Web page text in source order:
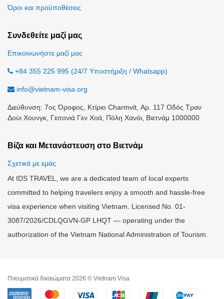
Όροι και προϋποθέσεις
Συνδεθείτε μαζί μας
Επικοινωνήστε μαζί μας
+84 355 225 995 (24/7 Υποστήριξη / Whatsapp)
info@vietnam-visa.org
Διεύθυνση: 7ος Όροφος, Κτίριο Charmvit, Αρ. 117 Οδός Τραν
Δούι Χουνγκ, Γειτονιά Γεν Χοά, Πόλη Χανόι, Βιετνάμ 1000000
Βίζα και Μετανάστευση στο Βιετνάμ
Σχετικά με εμάς
At IDS TRAVEL, we are a dedicated team of local experts
committed to helping travelers enjoy a smooth and hassle-free
visa experience when visiting Vietnam. Licensed No. 01-
3087/2026/CDLQGVN-GP LHQT — operating under the
authorization of the Vietnam National Administration of Tourism.
Πνευματικά δικαιώματα 2026 © Vietnam Visa